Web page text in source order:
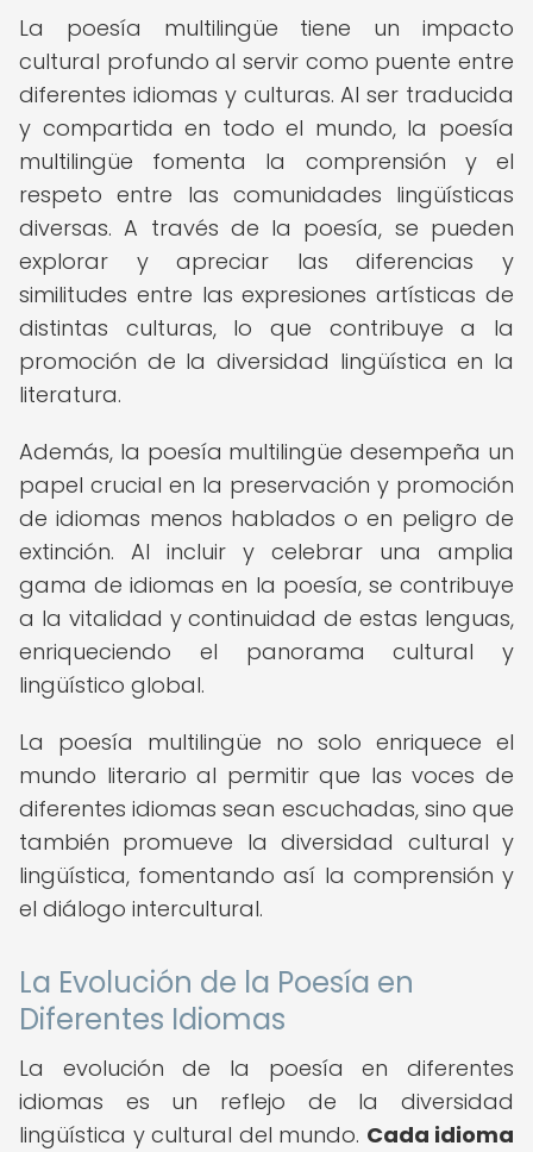
La poesía multilingüe tiene un impacto
cultural profundo al servir como puente entre
diferentes idiomas y culturas. Al ser traducida
y compartida en todo el mundo, la poesía
multilingüe fomenta la comprensión y el
respeto entre las comunidades lingüísticas
diversas. A través de la poesía, se pueden
explorar y apreciar las diferencias y
similitudes entre las expresiones artísticas de
distintas culturas, lo que contribuye a la
promoción de la diversidad lingüística en la
literatura.
Además, la poesía multilingüe desempeña un
papel crucial en la preservación y promoción
de idiomas menos hablados o en peligro de
extinción. Al incluir y celebrar una amplia
gama de idiomas en la poesía, se contribuye
a la vitalidad y continuidad de estas lenguas,
enriqueciendo el panorama cultural y
lingüístico global.
La poesía multilingüe no solo enriquece el
mundo literario al permitir que las voces de
diferentes idiomas sean escuchadas, sino que
también promueve la diversidad cultural y
lingüística, fomentando así la comprensión y
el diálogo intercultural.
La Evolución de la Poesía en
Diferentes Idiomas
La evolución de la poesía en diferentes
idiomas es un reflejo de la diversidad
lingüística y cultural del mundo. Cada idioma